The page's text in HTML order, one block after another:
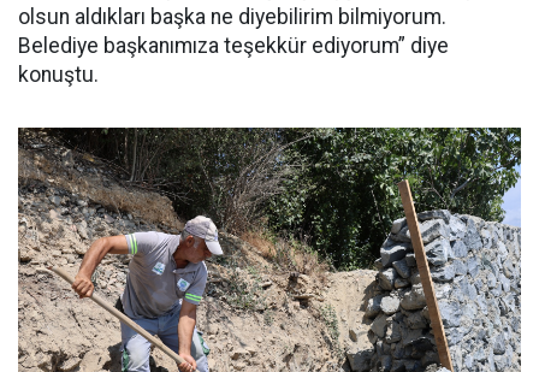
olsun aldıkları başka ne diyebilirim bilmiyorum.
Belediye başkanımıza teşekkür ediyorum” diye
konuştu.